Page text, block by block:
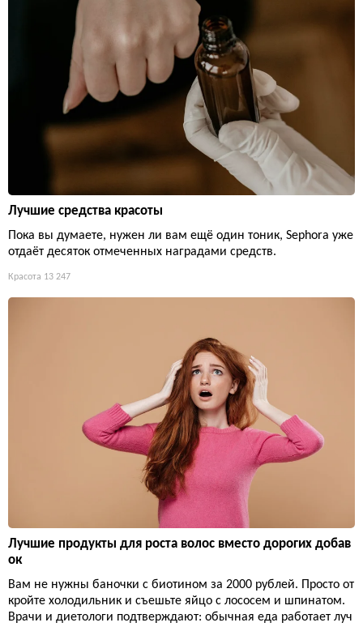
Лучшие средства красоты
Пока вы думаете, нужен ли вам ещё один тоник, Sephora уже
отдаёт десяток отмеченных наградами средств.
Красота 13 247
Лучшие продукты для роста волос вместо дорогих добав
ок
Вам не нужны баночки с биотином за 2000 рублей. Просто от
кройте холодильник и съешьте яйцо с лососем и шпинатом.
Врачи и диетологи подтверждают: обычная еда работает луч